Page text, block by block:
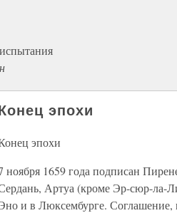
эпохи
эпохи
ноября 1659 года подписан
Артуа (кроме Эр-сюр-ла-
и в Люксембурге. Соглашение,